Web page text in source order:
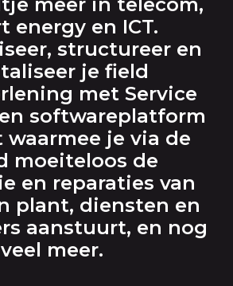
meer in telecom,
energy en ICT.
structureer en
je field
met Service
softwareplatform
waarmee je via de
moeiteloos de
en reparaties van
plant, diensten en
aanstuurt, en nog
veel meer.